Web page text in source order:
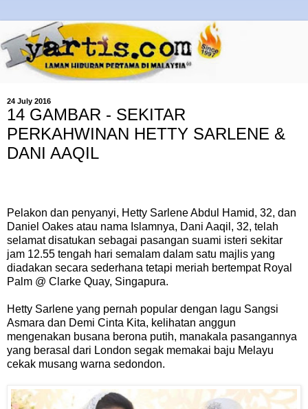
24 July 2016
14 GAMBAR - SEKITAR
PERKAHWINAN HETTY SARLENE &
DANI AAQIL
Pelakon dan penyanyi, Hetty Sarlene Abdul Hamid, 32, dan
Daniel Oakes atau nama Islamnya, Dani Aaqil, 32, telah
selamat disatukan sebagai pasangan suami isteri sekitar
jam 12.55 tengah hari semalam dalam satu majlis yang
diadakan secara sederhana tetapi meriah bertempat Royal
Palm @ Clarke Quay, Singapura.
Hetty Sarlene yang pernah popular dengan lagu Sangsi
Asmara dan Demi Cinta Kita, kelihatan anggun
mengenakan busana berona putih, manakala pasangannya
yang berasal dari London segak memakai baju Melayu
cekak musang warna sedondon.